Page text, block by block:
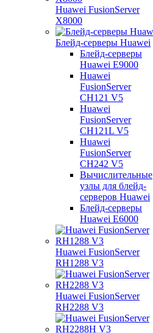
Huawei FusionServer
X8000
Блейд-серверы Huawei
Блейд-серверы
Huawei E9000
Huawei
FusionServer
CH121 V5
Huawei
FusionServer
CH121L V5
Huawei
FusionServer
CH242 V5
Вычислительные
узлы для блейд-
серверов Huawei
Блейд-серверы
Huawei E6000
Huawei FusionServer
RH1288 V3
Huawei FusionServer
RH2288 V3